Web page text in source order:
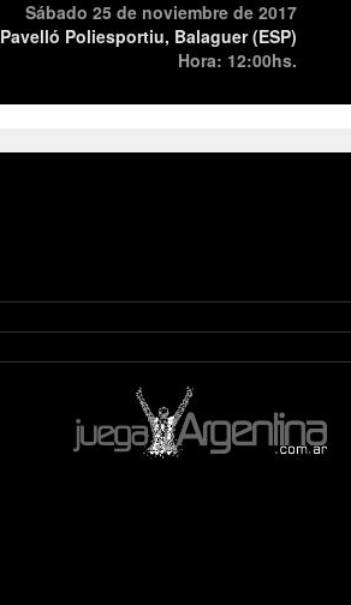
Sábado 25 de noviembre de 2017
Pavelló Poliesportiu, Balaguer (ESP)
Hora: 12:00hs.